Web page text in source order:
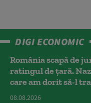
DIGI ECONOMIC
România scapă de
ratingul de țară.
care am dorit să-l
08.08.2026